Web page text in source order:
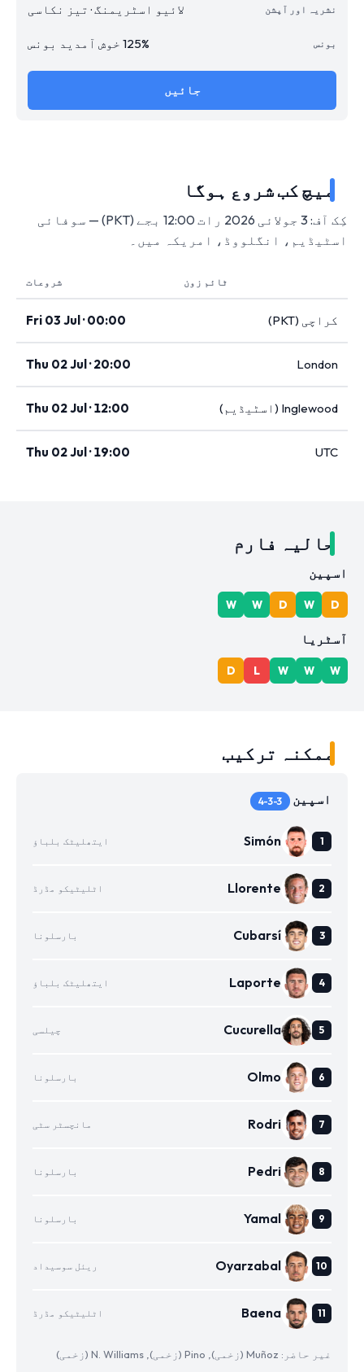
لائیو اسٹریمنگ · تیز نکاسی
125% خوش آمدید بونس
جائیں
میچ کب شروع ہوگا
کِک آف: 3 جولائی 2026 رات 12:00 بجے (PKT) — سوفائی
اسٹیڈیم، انگلووڈ، امریکہ میں۔
ٹائم زون شروعات
کراچی (PKT) Fri 03 Jul · 00:00
London
Thu 02 Jul · 20:00
Inglewood (اسٹیڈیم) Thu 02 Jul · 12:00
UTC
Thu 02 Jul · 19:00
حالیہ فارم
اسپین
D
W
D
W
W
آسٹریا
W
W
W
L
D
ممکنہ ترکیب
اسپین 4-3-3
Simón ایتھلیٹک بلباؤ
Llorente اٹلیٹیکو مڈرڈ
Cubarsí بارسلونا
Laporte ایتھلیٹک بلباؤ
Cucurella چیلسی
Olmo بارسلونا
Rodri مانچسٹر سٹی
Pedri بارسلونا
Yamal بارسلونا
Oyarzabal ریئل سوسیداد
Baena اٹلیٹیکو مڈرڈ
غیر حاضر: Muñoz (زخمی), Pino (زخمی), N. Williams (زخمی)